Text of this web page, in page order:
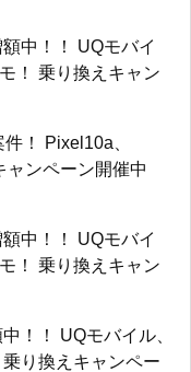
中！！ UQモバイ
！ 乗り換えキャン
！ Pixel10a、
ャンペーン開催中
中！！ UQモバイ
！ 乗り換えキャン
！！ UQモバイル、
り換えキャンペー